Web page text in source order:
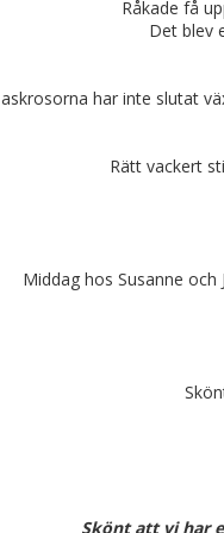
Råkade få
Det blev
har inte slutat
Rätt vackert
Middag hos Susanne
Skönt att vi har